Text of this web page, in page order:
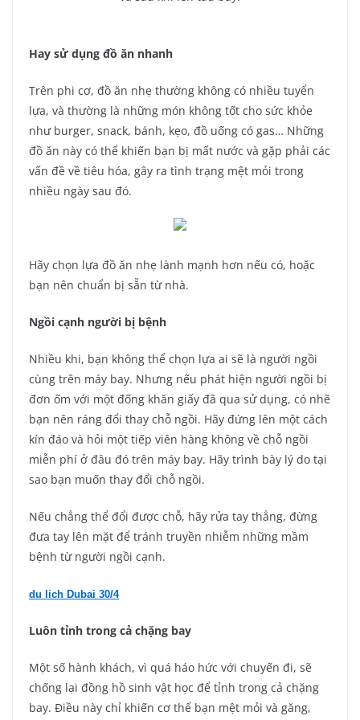
Hay sử dụng đồ ăn nhanh
Trên phi cơ, đồ ăn nhẹ thường không có nhiều tuyển
lựa, và thường là những món không tốt cho sức khỏe
như burger, snack, bánh, kẹo, đồ uống có gas… Những
đồ ăn này có thể khiến bạn bị mất nước và gặp phải các
vấn đề về tiêu hóa, gây ra tình trạng mệt mỏi trong
nhiều ngày sau đó.
Hãy chọn lựa đồ ăn nhẹ lành mạnh hơn nếu có, hoặc
bạn nên chuẩn bị sẵn từ nhà.
Ngồi cạnh người bị bệnh
Nhiều khi, bạn không thể chọn lựa ai sẽ là người ngồi
cùng trên máy bay. Nhưng nếu phát hiện người ngồi bị
đơn ốm với một đống khăn giấy đã qua sử dụng, có nhẽ
bạn nên ráng đổi thay chỗ ngồi. Hãy đứng lên một cách
kín đáo và hỏi một tiếp viên hàng không về chỗ ngồi
miễn phí ở đâu đó trên máy bay. Hãy trình bày lý do tại
sao bạn muốn thay đổi chỗ ngồi.
Nếu chẳng thể đổi được chỗ, hãy rửa tay thẳng, đừng
đưa tay lên mặt để tránh truyền nhiễm những mầm
bệnh từ người ngồi cạnh.
du lich Dubai 30/4
Luôn tỉnh trong cả chặng bay
Một số hành khách, vì quá háo hức với chuyến đi, sẽ
chống lại đồng hồ sinh vật học để tỉnh trong cả chặng
bay. Điều này chỉ khiến cơ thể bạn mệt mỏi và găng,